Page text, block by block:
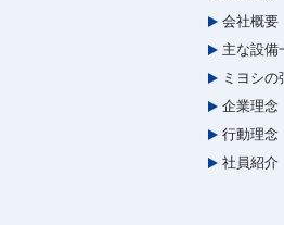
会社概要
主な設備
ミヨシの
企業理念
行動理念
社員紹介